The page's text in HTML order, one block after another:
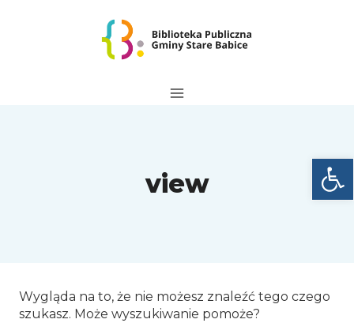
view
Wygląda na to, że nie możesz znaleźć tego czego
szukasz. Może wyszukiwanie pomoże?